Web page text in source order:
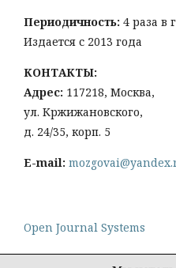
Периодичность: 4 раза в
Издается с 2013 года
КОНТАКТЫ:
Адрес: 117218, Москва,
ул. Кржижановского,
д. 24/35, корп. 5
E-mail:
Open Journal Systems